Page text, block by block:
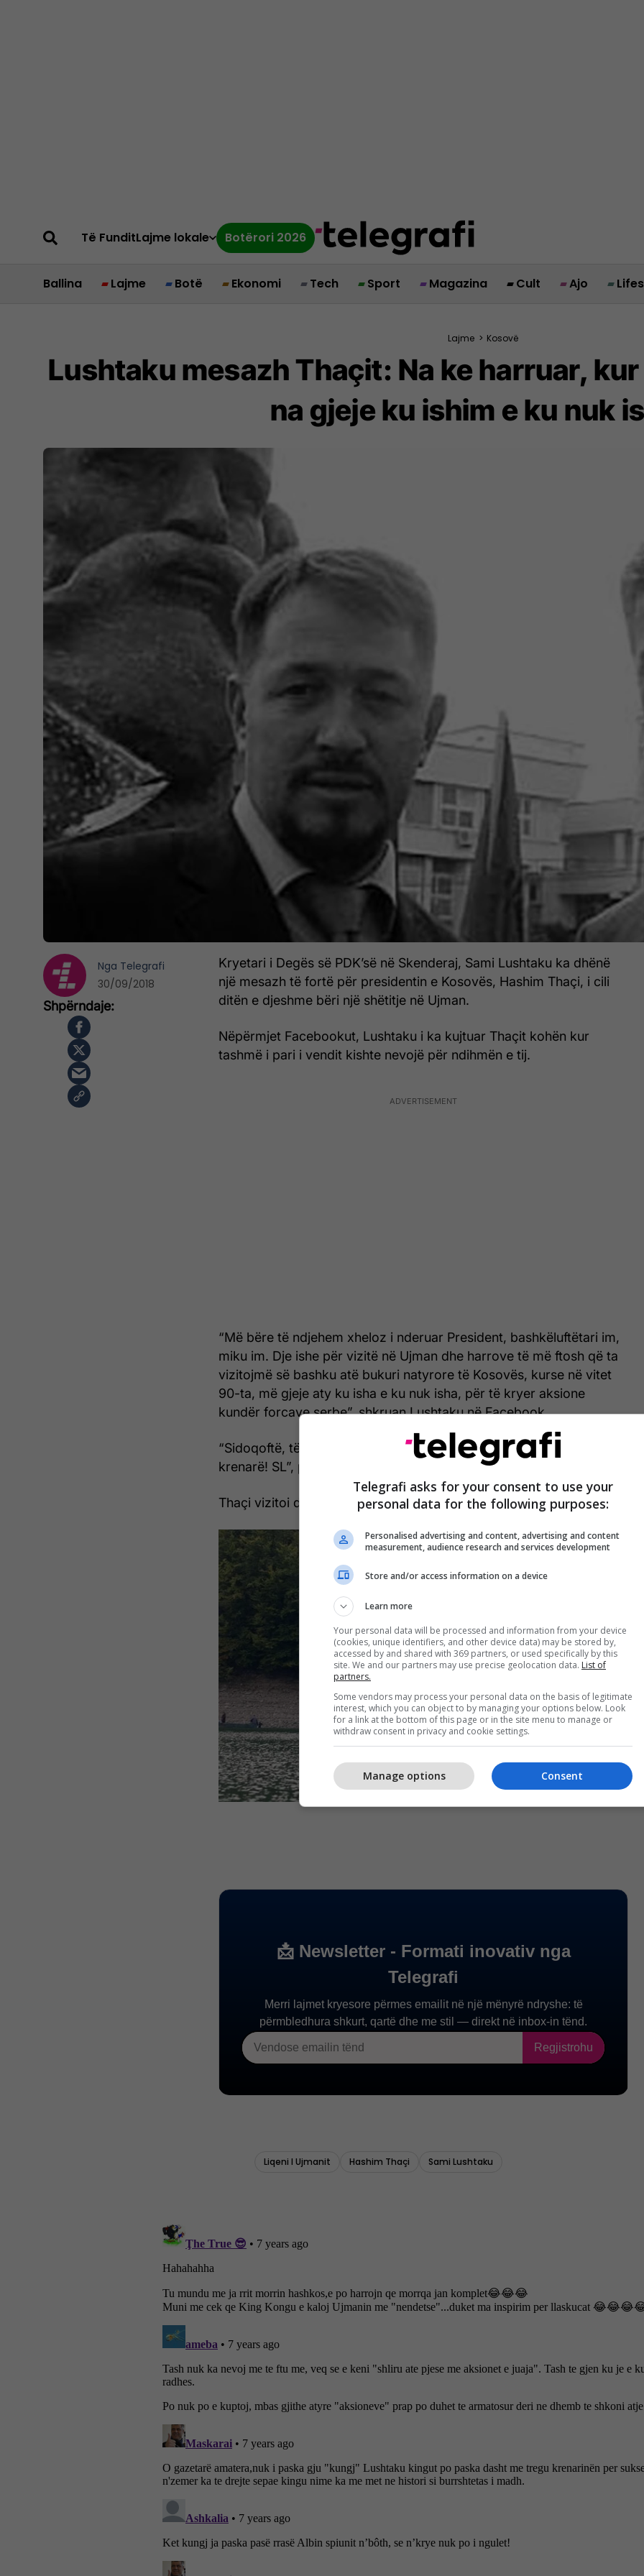
Të FunditLajme lokale Botërori 2026
Ballina Lajme Botë Ekonomi Tech Sport Magazina Cult Ajo
Lajme > Kosovë
Lushtaku mesazh Thaçit: Na ke harruar,
na gjeje ku ishim e ku nuk
Kryetari i Degës së PDK’së në Skenderaj, Sami Lushtaku ka dhënë
një mesazh të fortë për presidentin e Kosovës, Hashim Thaçi, i cili
ditën e djeshme bëri një shëtitje në Ujman.
Nëpërmjet Facebookut, Lushtaku i ka kujtuar Thaçit kohën kur
tashmë i pari i vendit kishte nevojë për ndihmën e tij.
“Më bëre të ndjehem xheloz i nderuar President, bashkëluftëtari im,
miku im. Dje ishe për vizitë në Ujman dhe harrove të më ftosh që ta
vizitojmë së bashku atë bukuri natyrore të Kosovës, kurse në vitet
90-ta, më gjeje aty ku isha e ku nuk isha, për të kryer aksione
kundër forcave serbe”, shkruan Lushtaku në Facebook.
“Sidoqoftë, të qoftë hallall që neve vegjëlinë, na bëre të ndihemi
krenarë! SL”, përfundon ai.
Thaçi vizitoi dje veriun e vendit derisa shëtiti me barkë në Ujman.
Nga Telegrafi
30/09/2018
Telegrafi asks for your consent to use your
personal data for the following purposes:
Personalised advertising and content, advertising and content
measurement, audience research and services development
Store and/or access information on a device
Learn more
Your personal data will be processed and information from your device
(cookies, unique identifiers, and other device data) may be stored by,
accessed by and shared with 369 partners, or used specifically by this
site. We and our partners may use precise geolocation data. List of
partners.
Some vendors may process your personal data on the basis of legitimate
interest, which you can object to by managing your options below. Look
for a link at the bottom of this page or in the site menu to manage or
withdraw consent in privacy and cookie settings.
Consent
Manage options